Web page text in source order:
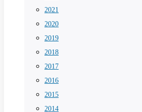
2021
2020
2019
2018
2017
2016
2015
2014